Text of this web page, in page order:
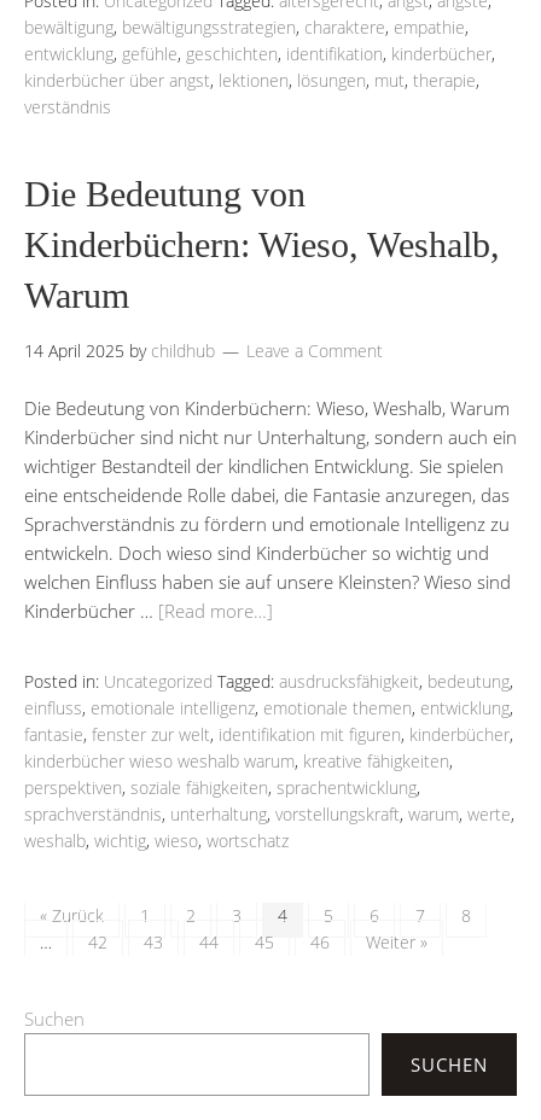
bewältigung, bewältigungsstrategien, charaktere, empathie,
entwicklung, gefühle, geschichten, identifikation, kinderbücher,
kinderbücher über angst, lektionen, lösungen, mut, therapie,
verständnis
Die Bedeutung von
Kinderbüchern: Wieso, Weshalb,
Warum
14 April 2025 by childhub Leave a Comment
Die Bedeutung von Kinderbüchern: Wieso, Weshalb, Warum
Kinderbücher sind nicht nur Unterhaltung, sondern auch ein
wichtiger Bestandteil der kindlichen Entwicklung. Sie spielen
eine entscheidende Rolle dabei, die Fantasie anzuregen, das
Sprachverständnis zu fördern und emotionale Intelligenz zu
entwickeln. Doch wieso sind Kinderbücher so wichtig und
welchen Einfluss haben sie auf unsere Kleinsten? Wieso sind
Kinderbücher … [Read more…]
Posted in: Uncategorized Tagged: ausdrucksfähigkeit, bedeutung,
einfluss, emotionale intelligenz, emotionale themen, entwicklung,
fantasie, fenster zur welt, identifikation mit figuren, kinderbücher,
kinderbücher wieso weshalb warum, kreative fähigkeiten,
perspektiven, soziale fähigkeiten, sprachentwicklung,
sprachverständnis, unterhaltung, vorstellungskraft, warum, werte,
weshalb, wichtig, wieso, wortschatz
« Zurück 1 2 3 4 5 6 7
8
…
42 43 44 45 46 Weiter »
Suchen
SUCHEN